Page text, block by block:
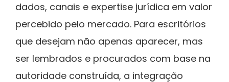
dados, canais e expertise jurídica em valor
percebido pelo mercado. Para escritórios
que desejam não apenas aparecer, mas
ser lembrados e procurados com base na
autoridade construída, a integração